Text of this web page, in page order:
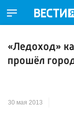
«Ледоход»
прошёл
30 мая 2013